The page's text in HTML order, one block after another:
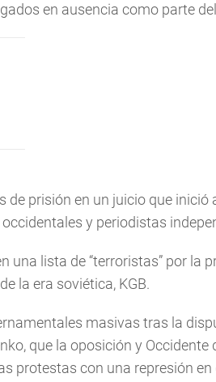
en ausencia como parte
prisión en un juicio que inició
y periodistas
lista de “terroristas” por la
la era soviética, KGB.
masivas tras la
que la oposición y
protestas con una represión